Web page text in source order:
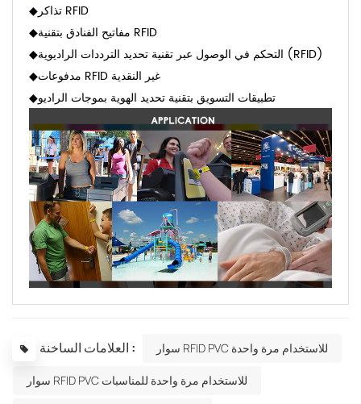
◆
تذاكر RFID
◆
مفاتيح الفنادق بتقنية RFID
◆
التحكم في الوصول عبر تقنية تحديد الترددات الراديوية (RFID)
◆
مدفوعات RFID غير النقدية
◆تطبيقات التسويق بتقنية تحديد الهوية بموجات الراديو
العلامات الساخنة : سوار RFID PVC للاستخدام مرة واحدة
سوار RFID PVC للاستخدام مرة واحدة للمناسبات